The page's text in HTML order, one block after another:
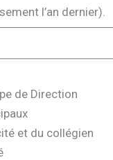
l’an dernier).
de Direction
et du collégien